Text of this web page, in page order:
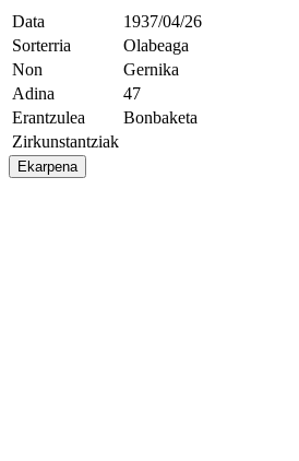
Data
1937/04/26
Sorterria
Olabeaga
Non
Gernika
Adina
47
Erantzulea
Bonbaketa
Zirkunstantziak